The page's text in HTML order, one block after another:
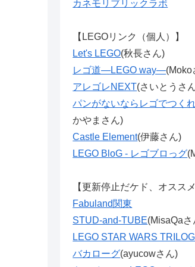
カネモリブリックラボ
【LEGOリンク（個人）】
Let's LEGO(秋長さん)
レゴ道―LEGO way―(Moko
アレゴレNEXT(さいとうさ
パンがないならレゴでつく
かやまさん)
Castle Element(伊藤さん)
LEGO BloG - レゴブロっグ
【更新停止だケド、オススメ
Fabuland関東
STUD-and-TUBE(MisaQaさ
LEGO STAR WARS
バカローグ(ayucowさん)